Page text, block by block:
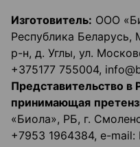
Изготовитель: ООО
Республика Беларусь,
р-н, д. Углы, ул.
+375177 755004,
Представительство в
принимающая
«Биола», РБ, г.
+7953 1964384, e-mail: